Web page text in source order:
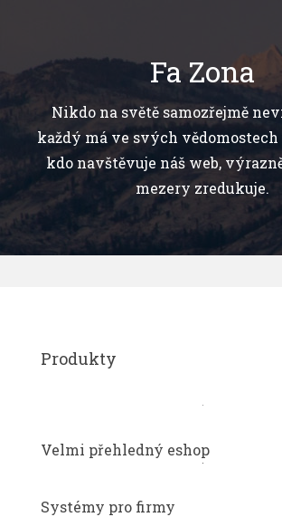
obsahu
Fa Zona
Nikdo na světě samozřejmě
každý má ve svých
kdo navštěvuje náš web,
mezery zredukuje.
Produkty
Velmi přehledný eshop
Systémy pro firmy